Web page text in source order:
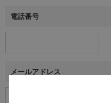
電話番号
メールアドレス